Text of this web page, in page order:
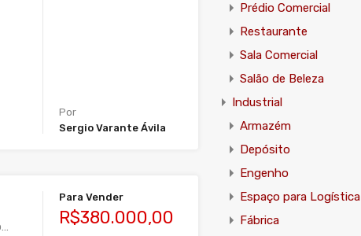
Por
Sergio Varante Ávila
Para Vender
R$380.000,00
Prédio Comercial
Restaurante
Sala Comercial
Salão de Beleza
Industrial
Armazém
Depósito
Engenho
Espaço para Logística
Fábrica